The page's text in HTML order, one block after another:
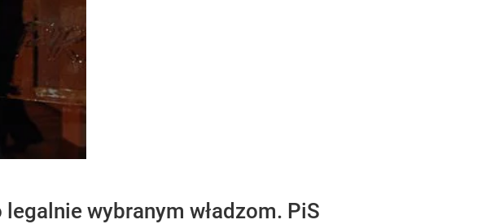
wybranym władzom. PiS